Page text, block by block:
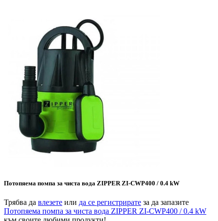
Потопяема помпа за чиста вода ZIPPER ZI-CWP400 / 0.4 kW
Трябва да влезете или да се регистрирате за да запазите
Потопяема помпа за чиста вода ZIPPER ZI-CWP400 / 0.4 kW